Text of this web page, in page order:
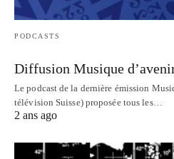
PODCASTS
Diffusion Musique
Le podcast de la dernière émission
télévision Suisse) proposée tous les…
2 ans ago